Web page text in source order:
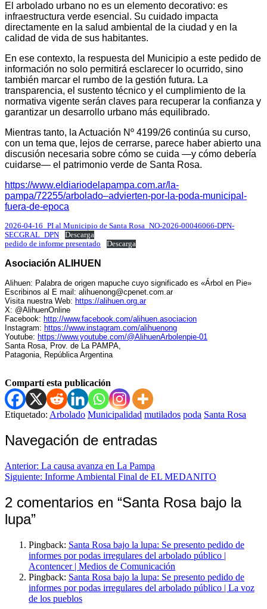
El arbolado urbano no es un elemento decorativo: es
infraestructura verde esencial. Su cuidado impacta
directamente en la salud ambiental de la ciudad y en la
calidad de vida de sus habitantes.
En ese contexto, la respuesta del Municipio a este pedido de
información no solo permitirá esclarecer lo ocurrido, sino
también marcar el rumbo de la gestión futura. La
transparencia, el sustento técnico y el cumplimiento de la
normativa vigente serán claves para recuperar la confianza y
garantizar un desarrollo urbano más equilibrado.
Mientras tanto, la Actuación Nº 4199/26 continúa su curso,
con un tema que, lejos de cerrarse, parece haber abierto una
discusión necesaria sobre cómo se cuida —y cómo debería
cuidarse— el patrimonio verde de Santa Rosa.
https://www.eldiariodelapampa.com.ar/la-
pampa/72255/arbolado–advierten-por-la-poda-municipal-
fuera-de-epoca
2026-04-16_PI al Municipio de Santa Rosa_NO-2026-00046066-DPN-
SECGRAL_DPN
Descarga
pedido de informe presentado
Descarga
Asociación ALIHUEN
Alihuen: Palabra de origen mapuche cuyo significado es «Árbol en Pie»
Escribinos al E mail: alihuenong@cpenet.com.ar
Visita nuestra Web: https://alihuen.org.ar
X: @AlihuenOnline
Facebook: http://www.facebook.com/alihuen.asociacion
Instagram: https://www.instagram.com/alihuenong
Youtube: https://www.youtube.com/@AlihuenArbolenpie-01
Santa Rosa, Prov. de La PAMPA,
Patagonia, República Argentina
Compartí esta publicación
Etiquetado: Arbolado Municipalidad mutilados poda Santa Rosa
Navegación de entradas
Anterior: La causa avanza en La Pampa
Siguiente: Informe Ambiental Final de EL MEDANITO
2 comentarios en “Santa Rosa bajo la
lupa”
Pingback: Santa Rosa bajo la lupa: Se presento pedido de
informes por podas irregulares del arbolado público |
Acontencer | Medios de Comunicación
Pingback: Santa Rosa bajo la lupa: Se presento pedido de
informes por podas irregulares del arbolado público | La voz
de los pueblos